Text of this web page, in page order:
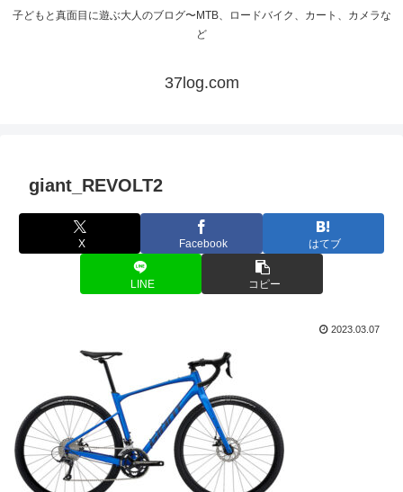
子どもと真面目に遊ぶ大人のブログ〜MTB、ロードバイク、カート、カメラな
ど
37log.com
giant_REVOLT2
X Facebook はてブ
LINE コピー
2023.03.07